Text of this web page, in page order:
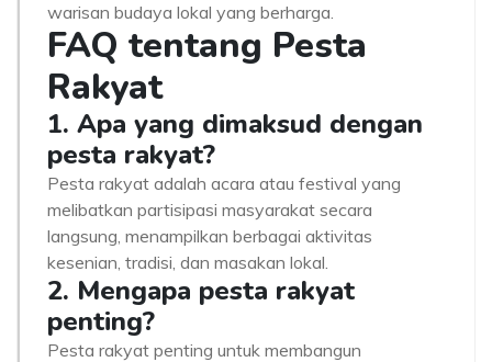
warisan budaya lokal yang berharga.
FAQ tentang Pesta
Rakyat
1. Apa yang dimaksud dengan
pesta rakyat?
Pesta rakyat adalah acara atau festival yang
melibatkan partisipasi masyarakat secara
langsung, menampilkan berbagai aktivitas
kesenian, tradisi, dan masakan lokal.
2. Mengapa pesta rakyat
penting?
Pesta rakyat penting untuk membangun